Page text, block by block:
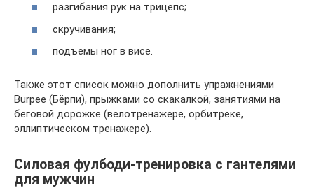
разгибания рук на трицепс;
скручивания;
подъемы ног в висе.
Также этот список можно дополнить упражнениями
Burpee (Бёрпи), прыжками со скакалкой, занятиями на
беговой дорожке (велотренажере, орбитреке,
эллиптическом тренажере).
Силовая фулбоди-тренировка с гантелями
для мужчин